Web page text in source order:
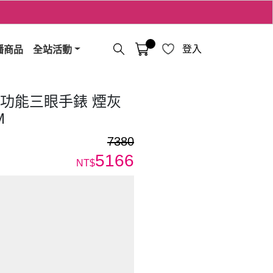
商品 全站活動 登入
能三眼手錶 煙灰
7380
NT$5166